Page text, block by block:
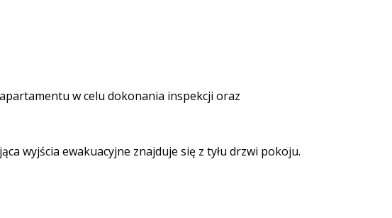
w celu dokonania inspekcji oraz
wyjścia ewakuacyjne znajduje się z tyłu drzwi pokoju.